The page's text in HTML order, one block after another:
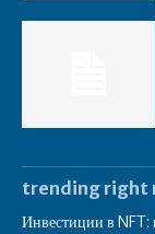
trending right
Инвестиции в NFT: